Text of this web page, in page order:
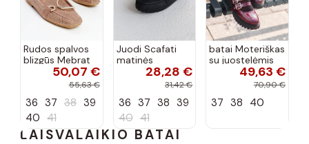
Rudos spalvos
blizgūs Mebrat
bateliai50,07 €
55,63 €
36 37 38 39
40 41
Juodi Scafati
matinės
apdailos bateliai
28,28 €
31,42 €
36 37 38 39
40 41
batai Moteriškas
su juostelėmis
su lako efektu
bordo spalvos
49,63 €
70,90 €
37 38 40
LAISVALAIKIO BATAI